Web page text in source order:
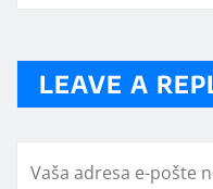
LEAVE A
Vaša adresa e-pošte